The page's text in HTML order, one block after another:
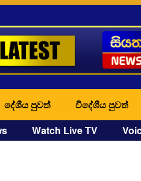
දේශීය පුවත් විදේශීය පුවත්
Watch Live TV